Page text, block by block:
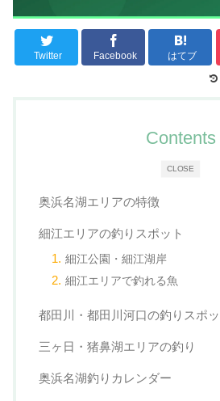
Twitter Facebook はてブ
CLOSE
Contents
奥浜名湖エリアの特徴
細江エリアの釣りスポット
細江公園・細江湖岸
細江エリアで釣れる魚
都田川・都田川河口の釣りスポッ
三ヶ日・猪鼻湖エリアの釣り
奥浜名湖釣りカレンダー